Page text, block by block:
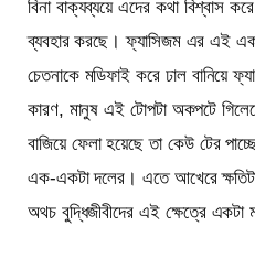
বিনা বাক্যব্যয়ে এদের কথা বিশ্বাস
ব্যবহার করছে। ফ্যাসিজম এর এই
চেতনাকে মডিফাই করে ঢাল বানিয়ে
কারণ, মানুষ এই টোপটা অকপটে
বাজিয়ে ফেলা হয়েছে তা কেউ টের
এক-একটা দলের। এতে আখেরে
অথচ বুদ্ধিজীবীদের এই ক্ষেত্রে